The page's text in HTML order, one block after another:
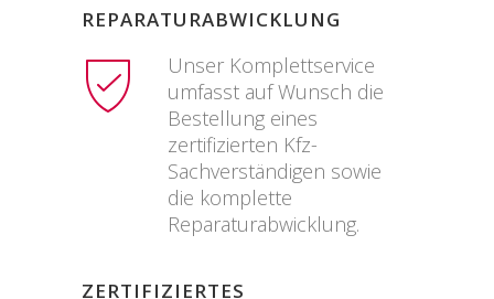
REPARATURABWICKLUNG
Unser Komplettservice
umfasst auf Wunsch die
Bestellung eines
zertifizierten Kfz-
Sachverständigen sowie
die komplette
Reparaturabwicklung.
ZERTIFIZIERTES